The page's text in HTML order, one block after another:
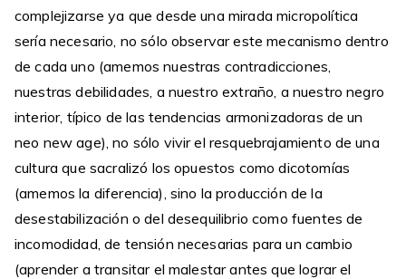
complejizarse ya que desde una mirada micropolítica
sería necesario, no sólo observar este mecanismo dentro
de cada uno (amemos nuestras contradicciones,
nuestras debilidades, a nuestro extraño, a nuestro negro
interior, típico de las tendencias armonizadoras de un
neo new age), no sólo vivir el resquebrajamiento de una
cultura que sacralizó los opuestos como dicotomías
(amemos la diferencia), sino la producción de la
desestabilización o del desequilibrio como fuentes de
incomodidad, de tensión necesarias para un cambio
(aprender a transitar el malestar antes que lograr el